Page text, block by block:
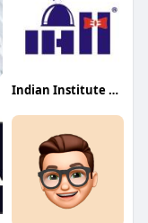
Indian Institute of Hotel Management